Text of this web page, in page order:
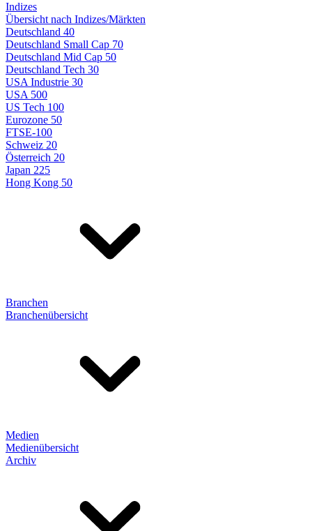
Indizes
Übersicht nach Indizes/Märkten
Deutschland 40
Deutschland Small Cap 70
Deutschland Mid Cap 50
Deutschland Tech 30
USA Industrie 30
USA 500
US Tech 100
Eurozone 50
FTSE-100
Schweiz 20
Österreich 20
Japan 225
Hong Kong 50
Branchen
Branchenübersicht
Medien
Medienübersicht
Archiv